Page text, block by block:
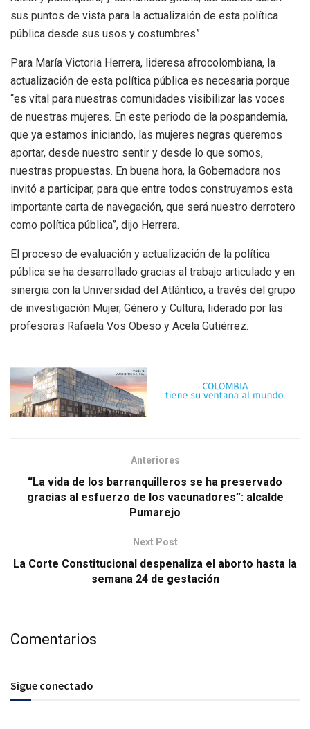
sus puntos de vista para la actualizaión de esta política
pública desde sus usos y costumbres”.
Para María Victoria Herrera, lideresa afrocolombiana, la
actualización de esta política pública es necesaria porque
“es vital para nuestras comunidades visibilizar las voces
de nuestras mujeres. En este periodo de la pospandemia,
que ya estamos iniciando, las mujeres negras queremos
aportar, desde nuestro sentir y desde lo que somos,
nuestras propuestas. En buena hora, la Gobernadora nos
invitó a participar, para que entre todos construyamos esta
importante carta de navegación, que será nuestro derrotero
como política pública”, dijo Herrera.
El proceso de evaluación y actualización de la política
pública se ha desarrollado gracias al trabajo articulado y en
sinergia con la Universidad del Atlántico, a través del grupo
de investigación Mujer, Género y Cultura, liderado por las
profesoras Rafaela Vos Obeso y Acela Gutiérrez.
Anteriores
“La vida de los barranquilleros se ha preservado
gracias al esfuerzo de los vacunadores”: alcalde
Pumarejo
Next Post
La Corte Constitucional despenaliza el aborto hasta la
semana 24 de gestación
Comentarios
Sigue conectado